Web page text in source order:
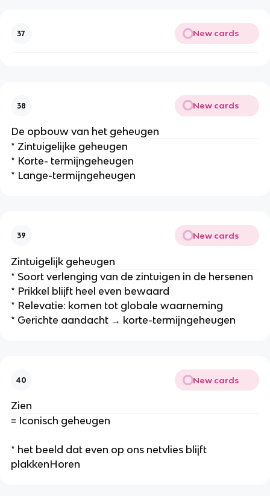
37 New cards
38 New cards
De opbouw van het geheugen
* Zintuigelijke geheugen
* Korte- termijngeheugen
* Lange-termijngeheugen
39 New cards
Zintuigelijk geheugen
* Soort verlenging van de zintuigen in de hersenen
* Prikkel blijft heel even bewaard
* Relevatie: komen tot globale waarneming
* Gerichte aandacht → korte-termijngeheugen
40 New cards
Zien
= Iconisch geheugen
* het beeld dat even op ons netvlies blijft
plakkenHoren